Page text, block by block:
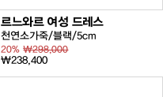
르느와르 여성 드레스
천연소가죽/블랙/5cm
20%₩298,000
₩238,400